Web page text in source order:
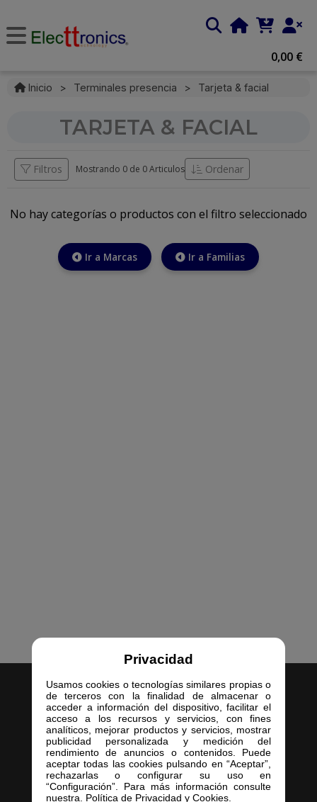
Privacidad
Usamos cookies o tecnologías similares propias o
de terceros con la finalidad de almacenar o
acceder a información del dispositivo, facilitar el
acceso a los recursos y servicios, con fines
analíticos, mejorar productos y servicios, mostrar
publicidad personalizada y medición del
rendimiento de anuncios o contenidos. Puede
aceptar todas las cookies pulsando en “Aceptar”,
rechazarlas o configurar su uso en
“Configuración”. Para más información consulte
nuestra. Política de Privacidad y Cookies.
0,00 €
Inicio > Terminales presencia > Tarjeta & facial
TARJETA & FACIAL
Filtros Mostrando 0 de 0 Articulos Ordenar
No hay categorías o productos con el filtro seleccionado
Ir a Marcas Ir a Familias
Inicio
Empresa
Servicios
Contacto